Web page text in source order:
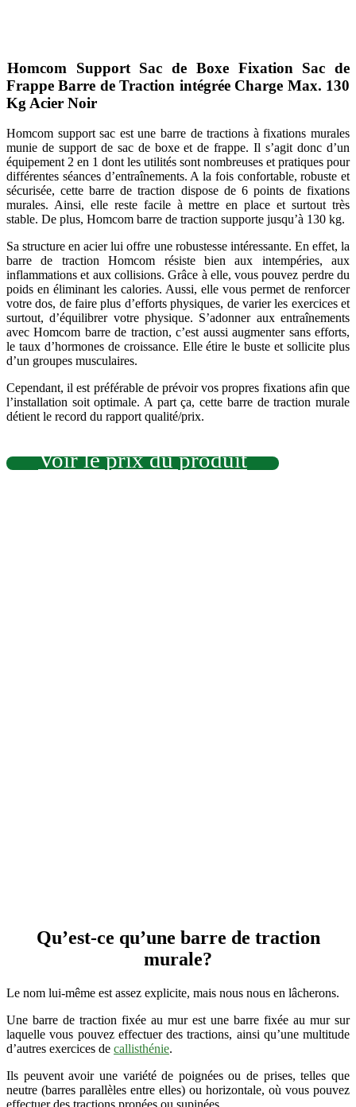
Homcom Support Sac de Boxe Fixation Sac de
Frappe Barre de Traction intégrée Charge Max. 130
Kg Acier Noir
Homcom support sac est une barre de tractions à fixations murales
munie de support de sac de boxe et de frappe. Il s’agit donc d’un
équipement 2 en 1 dont les utilités sont nombreuses et pratiques pour
différentes séances d’entraînements. A la fois confortable, robuste et
sécurisée, cette barre de traction dispose de 6 points de fixations
murales. Ainsi, elle reste facile à mettre en place et surtout très
stable. De plus, Homcom barre de traction supporte jusqu’à 130 kg.
Sa structure en acier lui offre une robustesse intéressante. En effet, la
barre de traction Homcom résiste bien aux intempéries, aux
inflammations et aux collisions. Grâce à elle, vous pouvez perdre du
poids en éliminant les calories. Aussi, elle vous permet de renforcer
votre dos, de faire plus d’efforts physiques, de varier les exercices et
surtout, d’équilibrer votre physique. S’adonner aux entraînements
avec Homcom barre de traction, c’est aussi augmenter sans efforts,
le taux d’hormones de croissance. Elle étire le buste et sollicite plus
d’un groupes musculaires.
Cependant, il est préférable de prévoir vos propres fixations afin que
l’installation soit optimale. A part ça, cette barre de traction murale
détient le record du rapport qualité/prix.
Voir le prix du produit
Qu’est-ce qu’une barre de traction
murale?
Le nom lui-même est assez explicite, mais nous nous en lâcherons.
Une barre de traction fixée au mur est une barre fixée au mur sur
laquelle vous pouvez effectuer des tractions, ainsi qu’une multitude
d’autres exercices de callisthénie.
Ils peuvent avoir une variété de poignées ou de prises, telles que
neutre (barres parallèles entre elles) ou horizontale, où vous pouvez